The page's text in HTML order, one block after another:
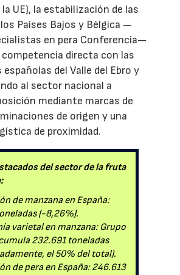
UE), la estabilización de las
Países Bajos y Bélgica —
en pera Conferencia—
directa con las
del Valle del Ebro y
al sector nacional a
mediante marcas de
de origen y una
de proximidad.
del sector de la fruta
de manzana en España:
(-8,26%).
varietal en manzana: Grupo
232.691 toneladas
el 50% del total).
de pera en España: 246.613